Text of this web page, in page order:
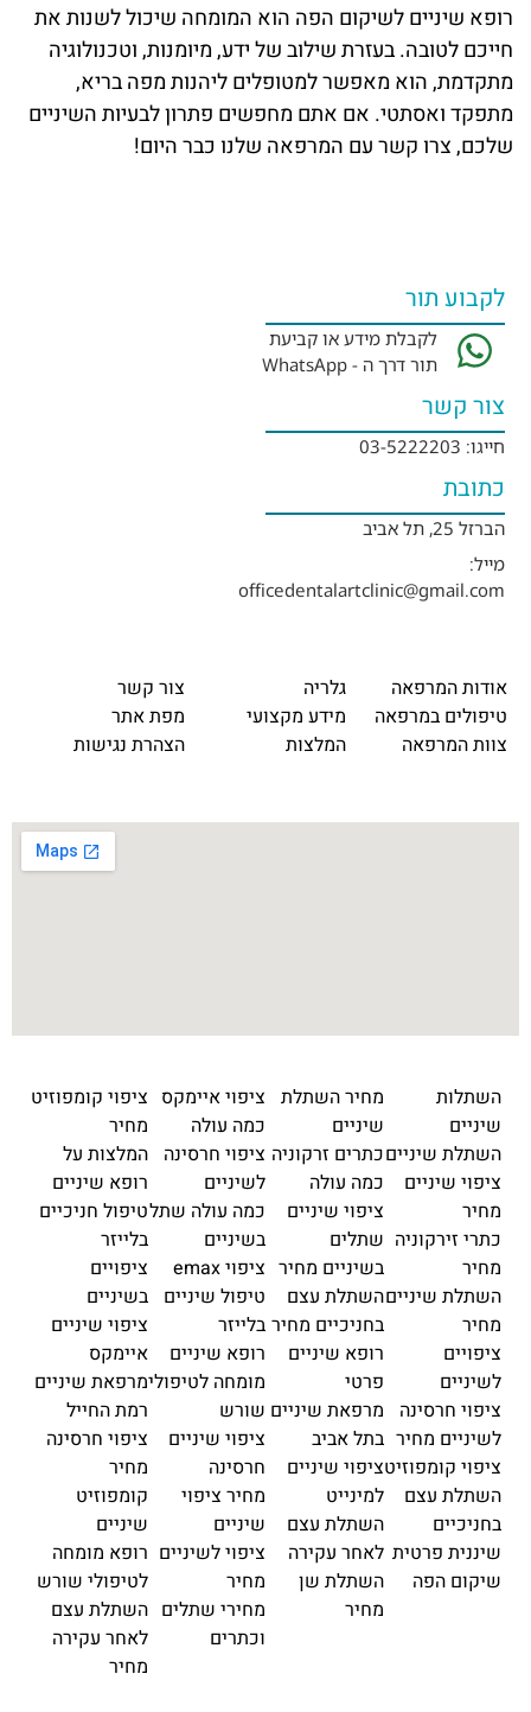
רופא שיניים לשיקום הפה הוא המומחה שיכול לשנות את
חייכם לטובה. בעזרת שילוב של ידע, מיומנות, וטכנולוגיה
מתקדמת, הוא מאפשר למטופלים ליהנות מפה בריא,
מתפקד ואסתטי. אם אתם מחפשים פתרון לבעיות השיניים
שלכם, צרו קשר עם המרפאה שלנו כבר היום!
לקבוע תור
לקבלת מידע או קביעת
תור דרך ה - WhatsApp
צור קשר
חייגו: 03-5222203
כתובת
הברזל 25, תל אביב
מייל:
officedentalartclinic@gmail.com
אודות המרפאה
טיפולים במרפאה
צוות המרפאה
גלריה
מידע מקצועי
המלצות
צור קשר
מפת אתר
הצהרת נגישות
השתלות
שיניים
השתלת שיניים
ציפוי שיניים
מחיר
כתרי זירקוניה
מחיר
השתלת שיניים
מחיר
ציפויים
לשיניים
ציפוי חרסינה
לשיניים מחיר
ציפוי קומפוזיט
השתלת עצם
בחניכיים
שיננית פרטית
שיקום הפה
מחיר השתלת
שיניים
כתרים זרקוניה
כמה עולה
ציפוי שיניים
שתלים
בשיניים מחיר
השתלת עצם
בחניכיים מחיר
רופא שיניים
פרטי
מרפאת שיניים
בתל אביב
ציפוי שיניים
למינייט
השתלת עצם
לאחר עקירה
השתלת שן
מחיר
ציפוי איימקס
כמה עולה
ציפוי חרסינה
לשיניים
כמה עולה שתל
בשיניים
ציפוי emax
טיפול שיניים
בלייזר
רופא שיניים
מומחה לטיפולי
שורש
ציפוי שיניים
חרסינה
מחיר ציפוי
שיניים
ציפוי לשיניים
מחיר
מחירי שתלים
וכתרים
ציפוי קומפוזיט
מחיר
המלצות על
רופא שיניים
טיפול חניכיים
בלייזר
ציפויים
בשיניים
ציפוי שיניים
איימקס
מרפאת שיניים
רמת החייל
ציפוי חרסינה
מחיר
קומפוזיט
שיניים
רופא מומחה
לטיפולי שורש
השתלת עצם
לאחר עקירה
מחיר